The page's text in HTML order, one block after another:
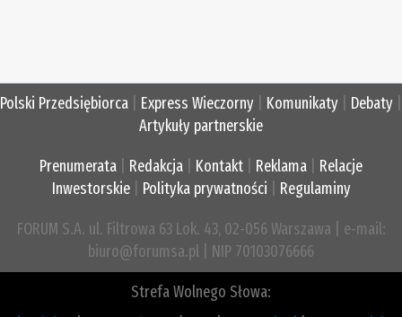
Polski Przedsiębiorca Express Wieczorny Komunikaty Debaty
Artykuły partnerskie
Prenumerata Redakcja Kontakt Reklama
Relacje
Inwestorskie| Polityka prywatności Regulaminy
FORUM S.A. ul. Filtrowa 63 Lok. 43, 02-056 Warszawa | e-mail:
biuro@forumsa.pl | NIP 70103076666
Strefa Wolnego Słowa: